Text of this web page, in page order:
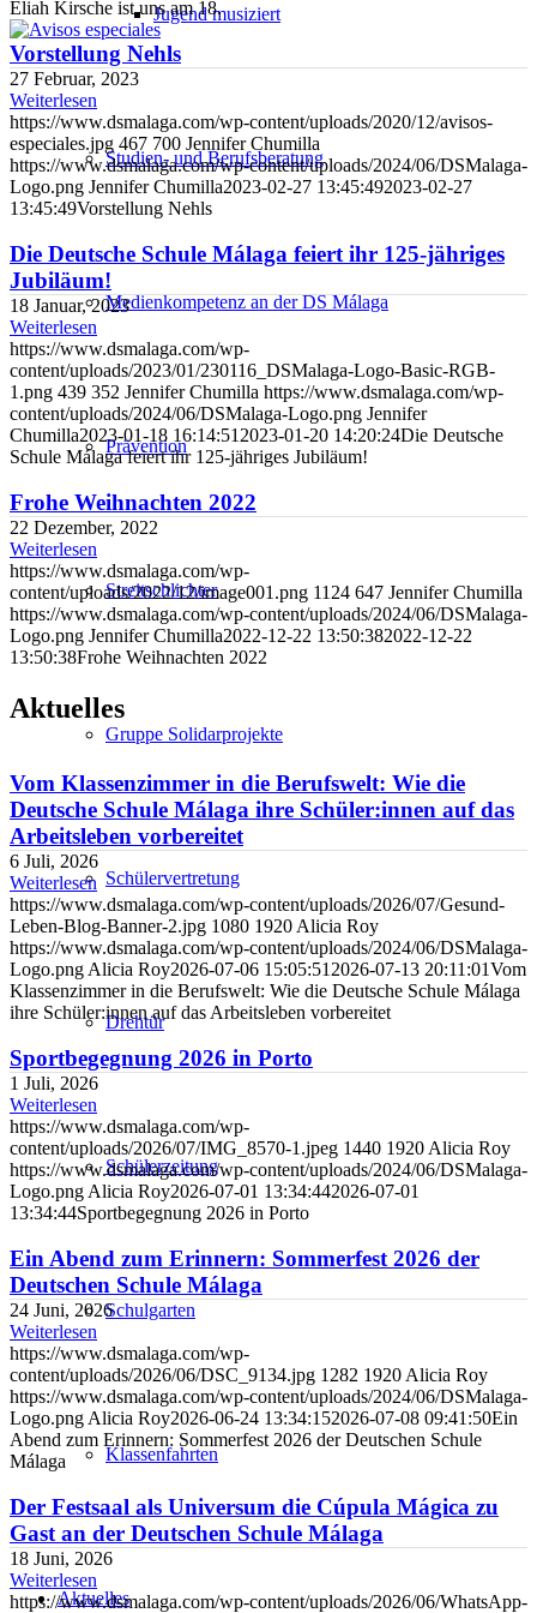
Jugend musiziert
Studien- und Berufsberatung
Medienkompetenz an der DS Málaga
Prävention
Streitschlichter
Gruppe Solidarprojekte
Schülervertretung
Drehtür
Schülerzeitung
Schulgarten
Klassenfahrten
Aktuelles
Eliah Kirsche ist uns am 18.
Vorstellung Nehls
27 Februar, 2023
Weiterlesen
https://www.dsmalaga.com/wp-content/uploads/2020/12/avisos-
especiales.jpg 467 700 Jennifer Chumilla
https://www.dsmalaga.com/wp-content/uploads/2024/06/DSMalaga-
Logo.png Jennifer Chumilla2023-02-27 13:45:492023-02-27
13:45:49Vorstellung Nehls
Die Deutsche Schule Málaga feiert ihr 125-jähriges
Jubiläum!
18 Januar, 2023
Weiterlesen
https://www.dsmalaga.com/wp-
content/uploads/2023/01/230116_DSMalaga-Logo-Basic-RGB-
1.png 439 352 Jennifer Chumilla https://www.dsmalaga.com/wp-
content/uploads/2024/06/DSMalaga-Logo.png Jennifer
Chumilla2023-01-18 16:14:51 2023-01-20 14:20:24Die Deutsche
Schule Málaga feiert ihr 125-jähriges Jubiläum!
Frohe Weihnachten 2022
22 Dezember, 2022
Weiterlesen
https://www.dsmalaga.com/wp-
content/uploads/2022/12/image001.png 1124 647 Jennifer Chumilla
https://www.dsmalaga.com/wp-content/uploads/2024/06/DSMalaga-
Logo.png Jennifer Chumilla2022-12-22 13:50:382022-12-22
13:50:38Frohe Weihnachten 2022
Aktuelles
Vom Klassenzimmer in die Berufswelt: Wie die
Deutsche Schule Málaga ihre Schüler:innen auf das
Arbeitsleben vorbereitet
6 Juli, 2026
Weiterlesen
https://www.dsmalaga.com/wp-content/uploads/2026/07/Gesund-
Leben-Blog-Banner-2.jpg 1080 1920 Alicia Roy
https://www.dsmalaga.com/wp-content/uploads/2024/06/DSMalaga-
Logo.png Alicia Roy2026-07-06 15:05:51 2026-07-13 20:11:01Vom
Klassenzimmer in die Berufswelt: Wie die Deutsche Schule Málaga
ihre Schüler:innen auf das Arbeitsleben vorbereitet
Sportbegegnung 2026 in Porto
1 Juli, 2026
Weiterlesen
https://www.dsmalaga.com/wp-
content/uploads/2026/07/IMG_8570-1.jpeg 1440 1920 Alicia Roy
https://www.dsmalaga.com/wp-content/uploads/2024/06/DSMalaga-
Logo.png Alicia Roy2026-07-01 13:34:442026-07-01
13:34:44Sportbegegnung 2026 in Porto
Ein Abend zum Erinnern: Sommerfest 2026 der
Deutschen Schule Málaga
24 Juni, 2026
Weiterlesen
https://www.dsmalaga.com/wp-
content/uploads/2026/06/DSC_9134.jpg 1282 1920 Alicia Roy
https://www.dsmalaga.com/wp-content/uploads/2024/06/DSMalaga-
Logo.png Alicia Roy2026-06-24 13:34:152026-07-08 09:41:50Ein
Abend zum Erinnern: Sommerfest 2026 der Deutschen Schule
Málaga
Der Festsaal als Universum die Cúpula Mágica zu
Gast an der Deutschen Schule Málaga
18 Juni, 2026
Weiterlesen
https://www.dsmalaga.com/wp-content/uploads/2026/06/WhatsApp-